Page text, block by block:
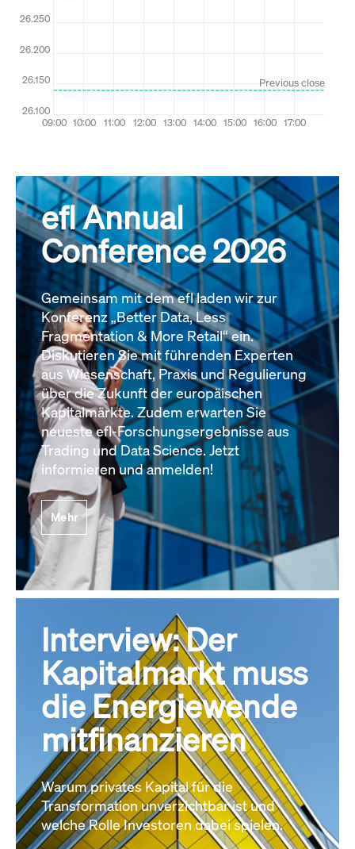
efl Annual
Conference 2026
Gemeinsam mit dem efl laden wir zur
Konferenz „Better Data, Less
Fragmentation & More Retail“ ein.
Diskutieren Sie mit führenden Experten
aus Wissenschaft, Praxis und Regulierung
über die Zukunft der europäischen
Kapitalmärkte. Zudem erwarten Sie
neueste efl-Forschungsergebnisse aus
Trading und Data Science. Jetzt
informieren und anmelden!
Mehr
Interview: Der
Kapitalmarkt muss
die Energiewende
mitfinanzieren
Warum privates Kapital für die
Transformation unverzichtbar ist und
welche Rolle Investoren dabei spielen.